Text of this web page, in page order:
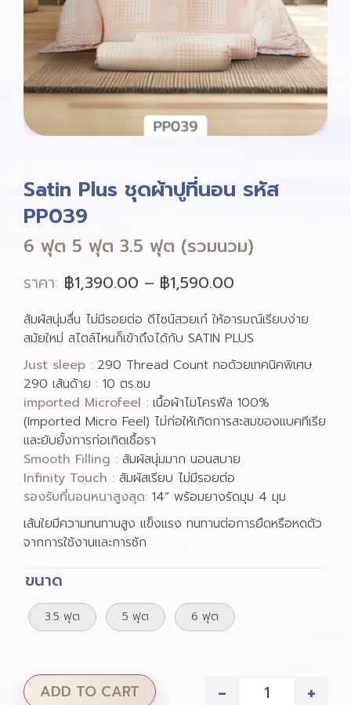
Satin Plus ชุดผ้าปูที่นอน รหัส
PP039
6 ฟุต 5 ฟุต 3.5 ฟุต (รวมนวม)
ราคา: ฿1,390.00 – ฿1,590.00
สัมผัสนุ่มลื่น ไม่มีรอยต่อ ดีไซน์สวยเก๋ ให้อารมณ์เรียบง่าย
สมัยใหม่ สไตล์ไหนก็เข้าถึงได้กับ SATIN PLUS
Just sleep : 290 Thread Count ทอด้วยเทคนิคพิเศษ
290 เส้นด้าย : 10 ตร.ซม
imported Microfeel : เนื้อผ้าไมโครฟีล 100%
(Imported Micro Feel) ไม่ก่อให้เกิดการสะสมของแบคทีเรีย
และยับยั้งการก่อเกิดเชื้อรา
Smooth Filling : สัมผัสนุ่มมาก นอนสบาย
Infinity Touch : สัมผัสเรียบ ไม่มีรอยต่อ
รองรับที่นอนหนาสูงสุด: 14” พร้อมยางรัดมุม 4 มุม
เส้นใยมีความทนทานสูง แข็งแรง ทนทานต่อการยืดหรือหดตัว
จากการใช้งานและการซัก
ขนาด
3.5 ฟุต 5 ฟุต 6 ฟุต
- +
ADD TO CART